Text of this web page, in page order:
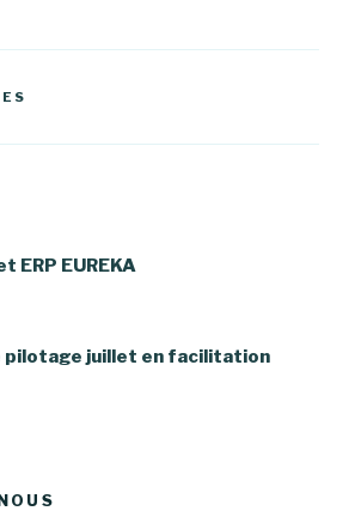
ERP EUREKA
pilotage juillet en facilitation